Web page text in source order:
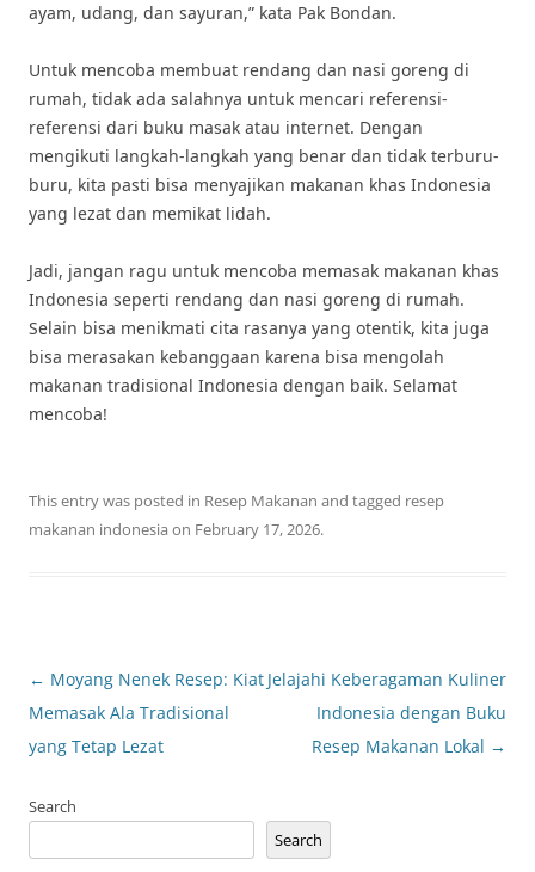
ayam, udang, dan sayuran,” kata Pak Bondan.
Untuk mencoba membuat rendang dan nasi goreng di
rumah, tidak ada salahnya untuk mencari referensi-
referensi dari buku masak atau internet. Dengan
mengikuti langkah-langkah yang benar dan tidak terburu-
buru, kita pasti bisa menyajikan makanan khas Indonesia
yang lezat dan memikat lidah.
Jadi, jangan ragu untuk mencoba memasak makanan khas
Indonesia seperti rendang dan nasi goreng di rumah.
Selain bisa menikmati cita rasanya yang otentik, kita juga
bisa merasakan kebanggaan karena bisa mengolah
makanan tradisional Indonesia dengan baik. Selamat
mencoba!
This entry was posted in Resep Makanan and tagged resep
makanan indonesia on February 17, 2026.
Post
navigation
← Moyang Nenek Resep: Kiat
Memasak Ala Tradisional
yang Tetap Lezat
Jelajahi Keberagaman Kuliner
Indonesia dengan Buku
Resep Makanan Lokal →
Search
Search